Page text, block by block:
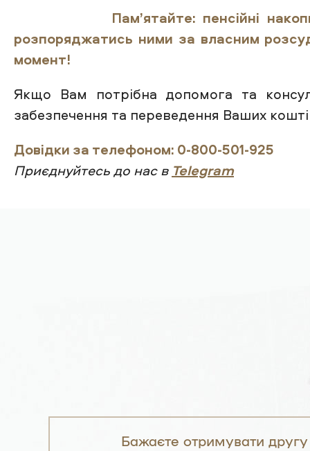
Пам’ятайте: пенсійні
розпоряджатись ними за власним
момент!
Якщо Вам потрібна допомога та
забезпечення та переведення Ваших
Довідки за телефоном: 0-800-501-925
Приєднуйтесь до нас в Telegram
Бажаєте отримувати